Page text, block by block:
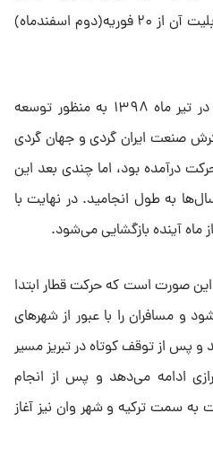
طرفین رسید و قرار شده فروش بلیت آن از ۲۰ فوریه(دوم اسفندماه)
گفتنی است؛ قطار تهران - وان در تیر ماه ۱۳۹۸ به منظور توسعه
صنعت ایران گردی و جهان گردی
درآمده بود، اما چندی بعد این
به طول انجامید. در نهایت با
ماه آینده بازگشایی می‌شود.
صورت است که حرکت قطار ابتدا
و مسافران را با عبور از شهرهای
و پس از توقف کوتاه در تبریز مسیر
ادامه می‌دهد و پس از انجام
به سمت ترکیه و شهر وان نیز آغاز